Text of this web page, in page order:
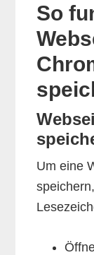
So
Um eine